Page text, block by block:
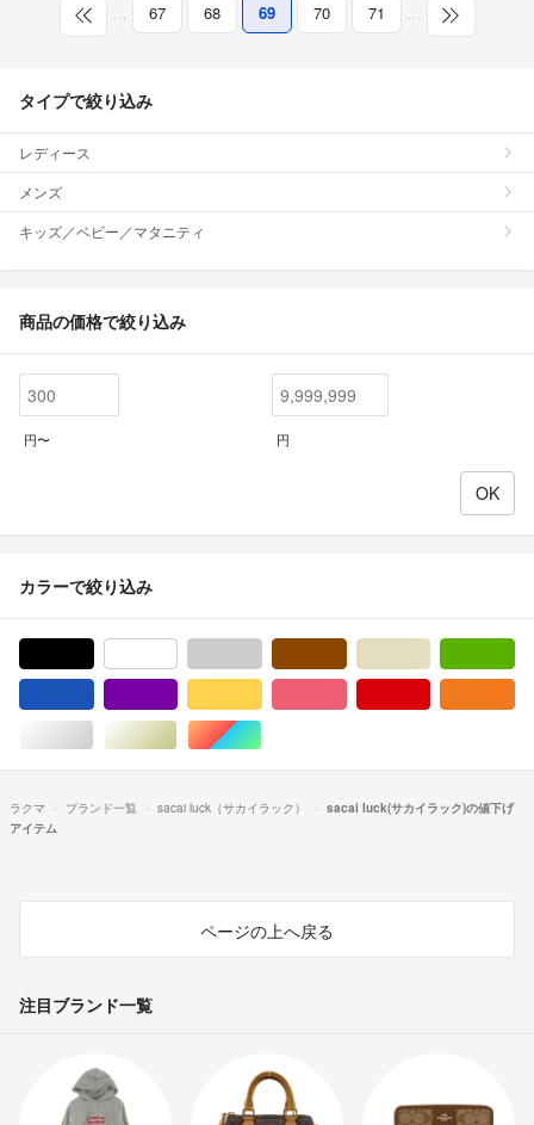
… 67 68 69 70 71 …
タイプで絞り込み
レディース
メンズ
キッズ／ベビー／マタニティ
商品の価格で絞り込み
円〜 円
カラーで絞り込み
シルバー/銀色系ゴールド/金色系マルチカラー
ラクマ ブランド一覧 sacai luck（サカイラック）
sacai luck(サカイラック)の値下げ
アイテム
ページの上へ戻る
注目ブランド一覧